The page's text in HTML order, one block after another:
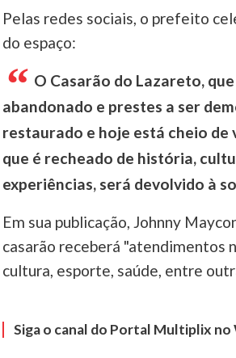
Pelas redes sociais, o prefeito
do espaço:
O Casarão do Lazareto,
abandonado e prestes a ser
restaurado e hoje está cheio de
que é recheado de história,
experiências, será devolvido à
Em sua publicação, Johnny
casarão receberá "atendimentos
cultura, esporte, saúde, entre
Siga o canal do Portal Multiplix no